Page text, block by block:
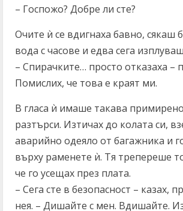
– Госпожо? Добре ли сте?
Очите ѝ се вдигнаха бавно, сякаш
вода с часове и едва сега
– Спирачките… просто отказаха –
Помислих, че това е краят ми.
В гласа ѝ имаше такава
разтърси. Изтичах до колата си,
аварийно одеяло от багажника и
върху раменете ѝ. Тя трепереше
че го усещах през плата.
– Сега сте в безопасност – казах,
нея. – Дишайте с мен. Вдишайте.